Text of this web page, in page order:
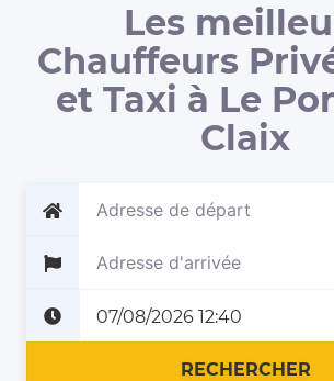
Les
Chauffeurs
et Taxi à Le
Claix
RECHERCHER